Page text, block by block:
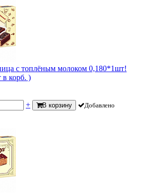
с топлёным молоком 0,180*1шт!
корб. )
+ В корзину Добавлено